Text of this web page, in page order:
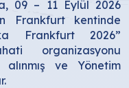
09 – 11 Eylül 2026
Frankfurt kentinde
Frankfurt 2026”
organizasyonu
ve Yönetim